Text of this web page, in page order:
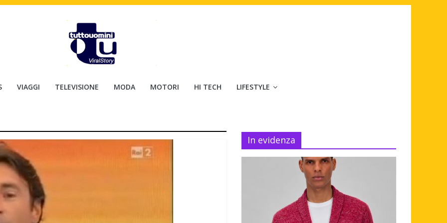
VIAGGI TELEVISIONE MODA MOTORI HI TECH LIFESTYLE
In evidenza